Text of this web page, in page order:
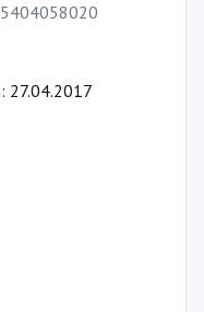
27.04.2017